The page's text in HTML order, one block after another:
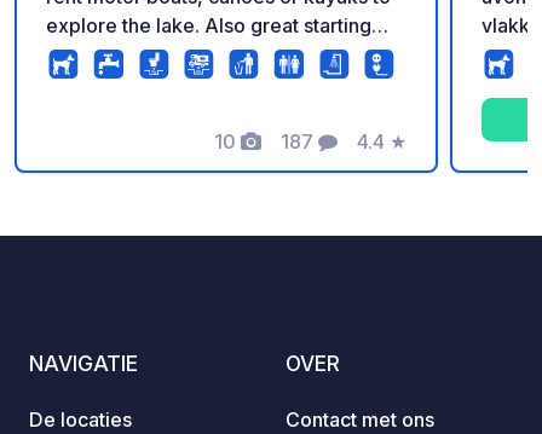
explore the lake. Also great starting
point for hikes and bike rides. Basic but
clean restroom facilities.
10
Foto's
187
Commentaren
4.4
Beoordeling
★
lange
NAVIGATIE
De locaties
OVER
Contact met ons